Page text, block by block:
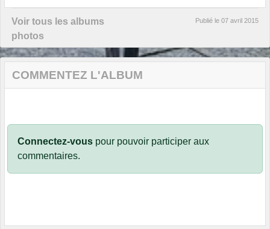
Voir tous les albums
photos
Publié le 07 avril 2015
COMMENTEZ L'ALBUM
Connectez-vous pour pouvoir participer aux
commentaires.